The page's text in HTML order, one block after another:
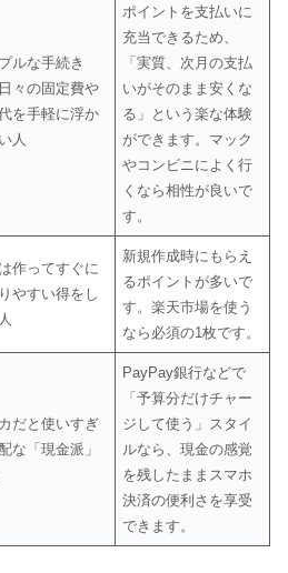
ルな手続き
々の固定費や
を手軽に浮か
人
ポイントを支払いに
充当できるため、
「実質、次月の支払
いがそのまま安くな
る」という楽な体験
ができます。マック
やコンビニによく行
くなら相性が良いで
す。
作ってすぐに
やすい得をし
新規作成時にもらえ
るポイントが多いで
す。楽天市場を使う
なら必須の1枚です。
だと使いすぎ
な「現金派」
PayPay銀行などで
「予算分だけチャー
ジして使う」スタイ
ルなら、現金の感覚
を残したままスマホ
決済の便利さを享受
できます。